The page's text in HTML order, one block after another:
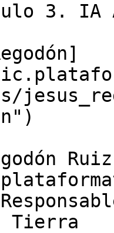
3.
Tierra